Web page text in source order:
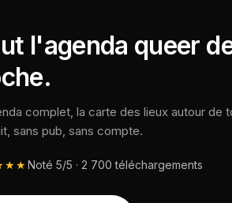
l'agenda queer
complet, la carte des lieux autour de
sans pub, sans compte.
Noté 5/5 · 2 700 téléchargements